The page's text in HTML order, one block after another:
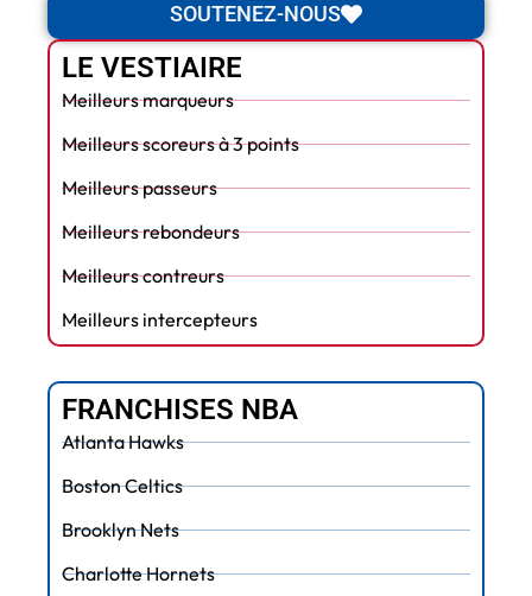
SOUTENEZ-NOUS
LE VESTIAIRE
Meilleurs marqueurs
Meilleurs scoreurs à 3 points
Meilleurs passeurs
Meilleurs rebondeurs
Meilleurs contreurs
Meilleurs intercepteurs
FRANCHISES NBA
Atlanta Hawks
Boston Celtics
Brooklyn Nets
Charlotte Hornets